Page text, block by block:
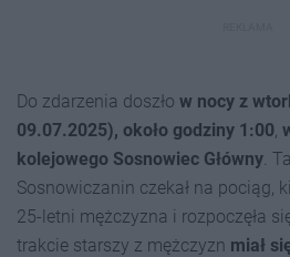
Do zdarzenia doszło w nocy z
09.07.2025), około godziny 1:00,
kolejowego Sosnowiec Główny.
Sosnowiczanin czekał na pociąg,
25-letni mężczyzna i rozpoczęła
trakcie starszy z mężczyzn miał